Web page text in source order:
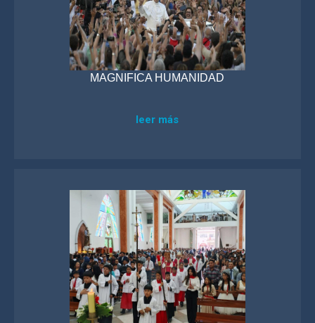
MAGNIFICA HUMANIDAD
leer más